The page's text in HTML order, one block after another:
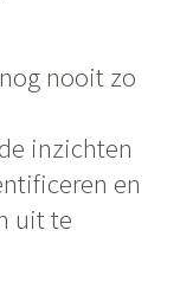
nooit zo
inzichten
en
uit te